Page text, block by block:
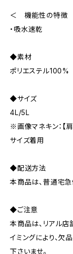
＜ 機能性の特徴
・吸水速乾
◆素材
ポリエステル100%
◆サイズ
4L/5L
※画像マネキン：【
サイズ着用
◆配送方法
本商品は、普通宅急
◆ご注意
本商品は、リアル
イミングにより、欠
下さいませ。